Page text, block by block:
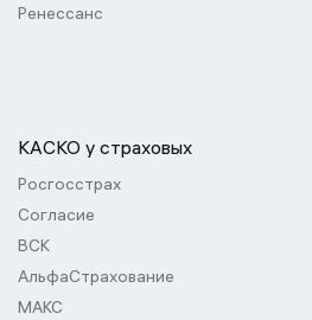
Ренессанс
КАСКО у страховых
Росгосстрах
Согласие
ВСК
АльфаСтрахование
МАКС